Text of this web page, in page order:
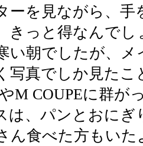
ーを見ながら、
きっと得なんでし
い朝でしたが、メ
写真でしか見たこ
やM COUPEに群が
は、パンとおにぎ
ん食べた方もいた